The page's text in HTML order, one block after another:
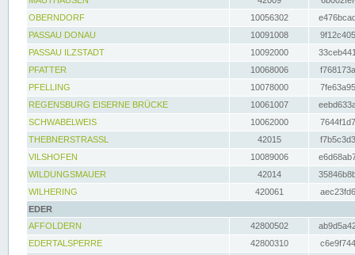
OBERNDORF
10056302
PASSAU DONAU
10091008
PASSAU ILZSTADT
10092000
PFATTER
10068006
PFELLING
10078000
REGENSBURG EISERNE BRÜCKE
10061007
SCHWABELWEIS
10062000
THEBNERSTRASSL
42015
VILSHOFEN
10089006
WILDUNGSMAUER
42014
WILHERING
420061
EDER
AFFOLDERN
42800502
EDERTALSPERRE
42800310